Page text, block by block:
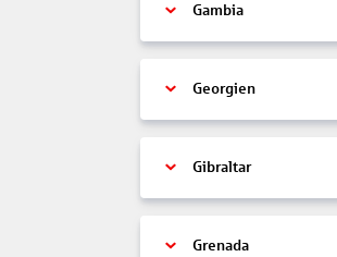
Gambia
Georgien
Gibraltar
Grenada